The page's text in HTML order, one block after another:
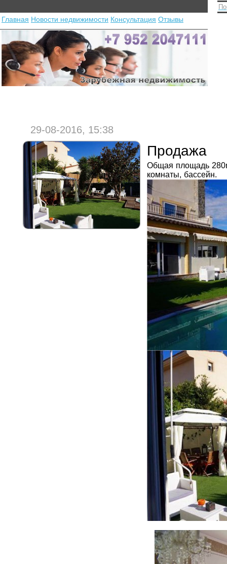
Главная Новости недвижимости Консультация Отзывы
29-08-2016, 15:38
Продажа
Общая площадь
комнаты, бассейн.